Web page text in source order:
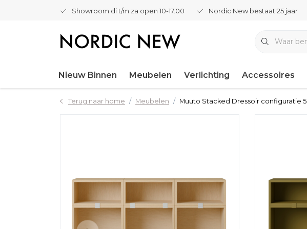
Showroom di t/m za open 10-17.00 Nordic New bestaat 25 jaar
Nieuw Binnen Meubelen Verlichting Accessoires
Terug naar home Meubelen Muuto Stacked Dressoir configuratie 5